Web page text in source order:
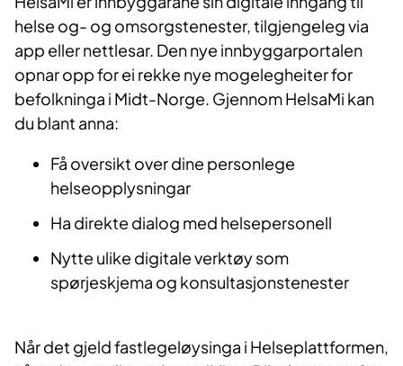
helse og- og omsorgstenester, tilgjengeleg via
app eller nettlesar. Den nye innbyggarportalen
opnar opp for ei rekke nye mogelegheiter for
befolkninga i Midt-Norge. Gjennom HelsaMi kan
du blant anna:
Få oversikt over dine personlege
helseopplysningar
Ha direkte dialog med helsepersonell
Nytte ulike digitale verktøy som
spørjeskjema og konsultasjonstenester
Når det gjeld fastlegeløysinga i Helseplattformen,